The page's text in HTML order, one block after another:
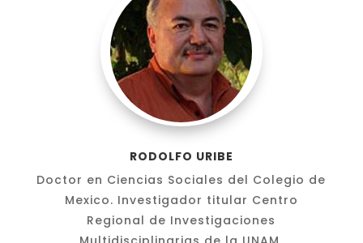
RODOLFO URIBE
Doctor en Ciencias Sociales del Colegio de
Mexico. Investigador titular Centro
Regional de Investigaciones